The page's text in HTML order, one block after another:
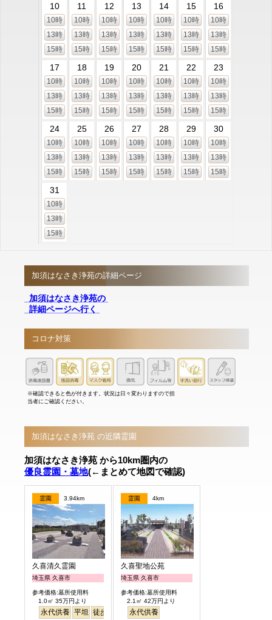
10
10時
13時
15時
11
10時
13時
15時
12
10時
13時
15時
13
10時
13時
15時
14
10時
13時
15時
15
10時
13時
15時
16
10時
13時
15時
17
10時
13時
15時
18
10時
13時
15時
19
10時
13時
15時
20
10時
13時
15時
21
10時
13時
15時
22
10時
13時
15時
23
10時
13時
15時
24
10時
13時
15時
25
10時
13時
15時
26
10時
13時
15時
27
10時
13時
15時
28
10時
13時
15時
29
10時
13時
15時
30
10時
13時
15時
31
10時
13時
15時
加須はなさき浄苑の詳細ページ
加須はなさき浄苑の
詳細ページへ行く
コロナ対策
※確認できると色が付きます。状況は日々変わりますので担
当者にご確認ください。
加須はなさき浄苑 の近隣霊園
加須はなさき浄苑 から10km圏内の
優良霊園・墓地(←まとめて地図で確認)
霊園 3.94km
久喜清久霊園
埼玉県 久喜市
参考価格:墓所使用料
1.0㎡ 35万円より
永代供養 平坦 徒歩
霊園 4km
久喜聖地公苑
埼玉県 久喜市
参考価格:墓所使用料
2.1㎡ 42万円より
永代供養